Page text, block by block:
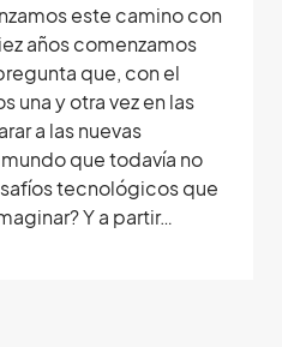
este camino con
años comenzamos
que, con el
una y otra vez en las
a las nuevas
que todavía no
tecnológicos que
Y a partir…